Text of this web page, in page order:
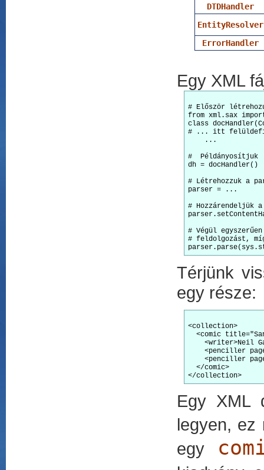
DTDHandler
EntityResolver
ErrorHandler
Egy XML
# Először
from xml.sax
class
# ... itt
    ...
#  Példányosítjuk
dh = docHandler()
# Létrehozzuk a
parser = ...
# Hozzárendeljük
# Végül
# feldolgozást,
Térjünk
egy része:
<collection>
<comic
<writer>Neil
<penciller
<penciller
  </comic>
Egy XML
legyen,
egy